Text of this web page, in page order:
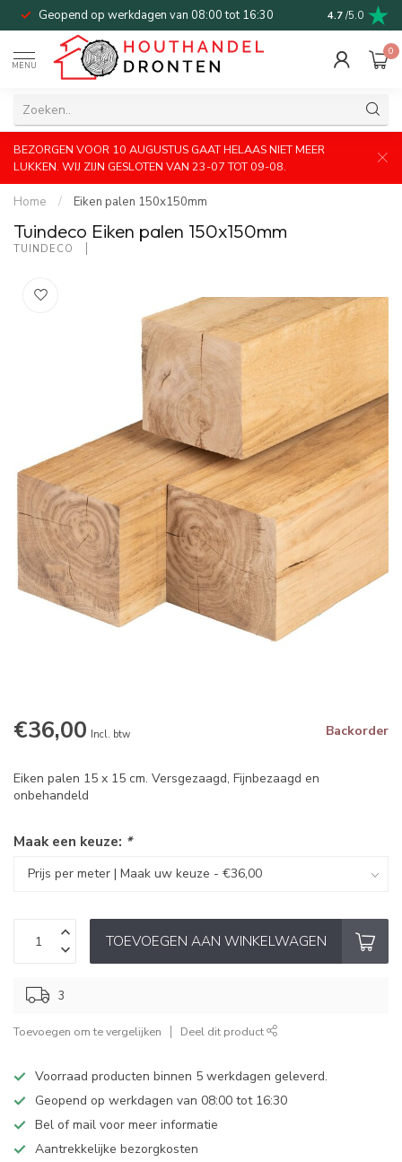
Geopend op werkdagen van 08:00 tot 16:30 Bel of mail
4.7 /5.0
MENU
0
BEZORGEN VOOR 10 AUGUSTUS GAAT HELAAS NIET MEER
LUKKEN. WIJ ZIJN GESLOTEN VAN 23-07 TOT 09-08.
Home / Eiken palen 150x150mm
Tuindeco Eiken palen 150x150mm
TUINDECO
€36,00 Incl. btw Backorder
Eiken palen 15 x 15 cm. Versgezaagd, Fijnbezaagd en
onbehandeld
Maak een keuze: *
TOEVOEGEN AAN WINKELWAGEN
3
Toevoegen om te vergelijken Deel dit product
Voorraad producten binnen 5 werkdagen geleverd.
Geopend op werkdagen van 08:00 tot 16:30
Bel of mail voor meer informatie
Aantrekkelijke bezorgkosten